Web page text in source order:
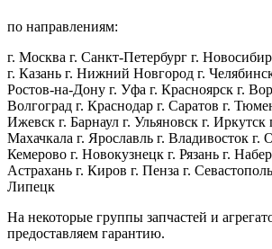
по направлениям:
г. Москва г. Санкт-Петербург г.
г. Казань г. Нижний Новгород г.
Ростов-на-Дону г. Уфа г. Красноярск г.
Волгоград г. Краснодар г. Саратов г.
Ижевск г. Барнаул г. Ульяновск г. Иркутск
Махачкала г. Ярославль г. Владивосток г.
Кемерово г. Новокузнецк г. Рязань г.
Астрахань г. Киров г. Пенза г.
Липецк
На некоторые группы запчастей и
предоставляем гарантию.